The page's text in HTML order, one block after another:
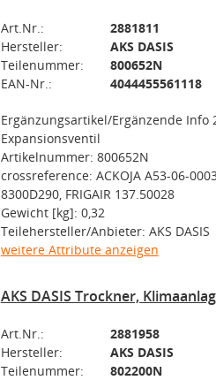
Art.Nr.:
2881811
Hersteller:
AKS DASIS
Teilenummer:
800652N
EAN-Nr.:
4044455561118
Ergänzungsartikel/Ergänzende Info
Expansionsventil
Artikelnummer: 800652N
crossreference: ACKOJA A53-06-
8300D290, FRIGAIR 137.50028
Gewicht [kg]: 0,32
Teilehersteller/Anbieter: AKS DASIS
weitere Attribute anzeigen
AKS DASIS Trockner,
Art.Nr.:
2881958
Hersteller:
AKS DASIS
Teilenummer:
802200N